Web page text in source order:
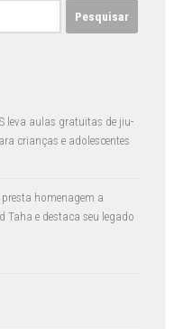
leva aulas gratuitas de jiu-
crianças e adolescentes
homenagem a
Taha e destaca seu legado